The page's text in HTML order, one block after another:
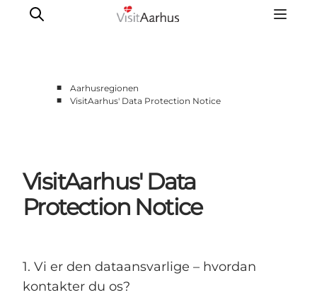
Planlæg ferien
Transport
■
Aarhusregionen
■
VisitAarhus' Data Protection Notice
VisitAarhus' Data
Protection Notice
1. Vi er den dataansvarlige – hvordan
kontakter du os?